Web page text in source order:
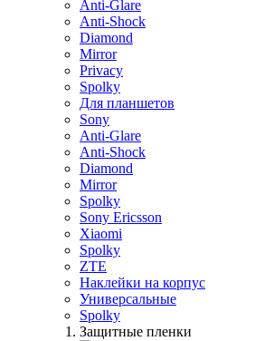
Anti-Glare
Anti-Shock
Diamond
Mirror
Privacy
Spolky
Для планшетов
Sony
Anti-Glare
Anti-Shock
Diamond
Mirror
Spolky
Sony Ericsson
Xiaomi
Spolky
ZTE
Наклейки на корпус
Универсальные
Spolky
Защитные пленки